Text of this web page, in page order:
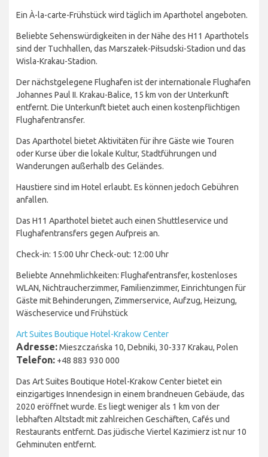
Ein À-la-carte-Frühstück wird täglich im Aparthotel angeboten.
Beliebte Sehenswürdigkeiten in der Nähe des H11 Aparthotels
sind der Tuchhallen, das Marszałek-Piłsudski-Stadion und das
Wisla-Krakau-Stadion.
Der nächstgelegene Flughafen ist der internationale Flughafen
Johannes Paul II. Krakau-Balice, 15 km von der Unterkunft
entfernt. Die Unterkunft bietet auch einen kostenpflichtigen
Flughafentransfer.
Das Aparthotel bietet Aktivitäten für ihre Gäste wie Touren
oder Kurse über die lokale Kultur, Stadtführungen und
Wanderungen außerhalb des Geländes.
Haustiere sind im Hotel erlaubt. Es können jedoch Gebühren
anfallen.
Das H11 Aparthotel bietet auch einen Shuttleservice und
Flughafentransfers gegen Aufpreis an.
Check-in: 15:00 Uhr Check-out: 12:00 Uhr
Beliebte Annehmlichkeiten: Flughafentransfer, kostenloses
WLAN, Nichtraucherzimmer, Familienzimmer, Einrichtungen für
Gäste mit Behinderungen, Zimmerservice, Aufzug, Heizung,
Wäscheservice und Frühstück
Art Suites Boutique Hotel-Krakow Center
Adresse:Mieszczańska 10, Debniki, 30-337 Krakau, Polen
Telefon: +48 883 930 000
Das Art Suites Boutique Hotel-Krakow Center bietet ein
einzigartiges Innendesign in einem brandneuen Gebäude, das
2020 eröffnet wurde. Es liegt weniger als 1 km von der
lebhaften Altstadt mit zahlreichen Geschäften, Cafés und
Restaurants entfernt. Das jüdische Viertel Kazimierz ist nur 10
Gehminuten entfernt.